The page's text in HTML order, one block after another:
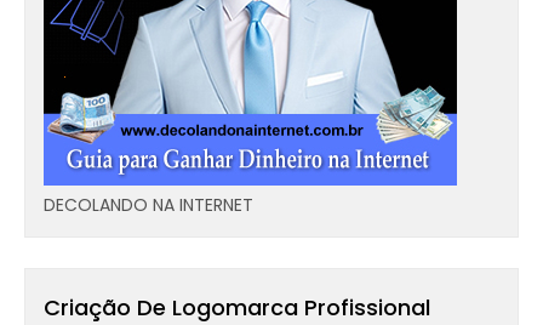
DECOLANDO NA INTERNET
Criação De Logomarca Profissional